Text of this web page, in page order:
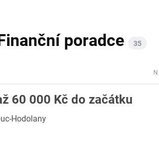
poradce 35
60 000 Kč do začátku
Hodolany